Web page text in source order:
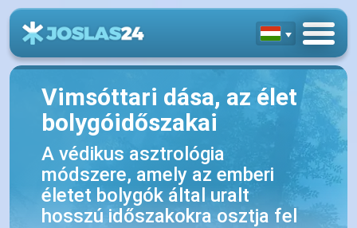
Vimsóttari dása, az élet
bolygóidőszakai
A védikus asztrológia
módszere, amely az emberi
életet bolygók által uralt
hosszú időszakokra osztja fel